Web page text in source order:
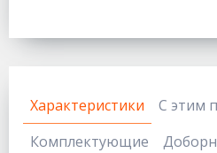
Характеристики
С этим
Комплектующие